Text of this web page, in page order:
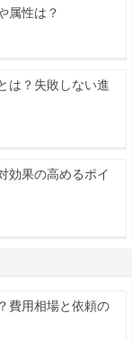
属性は？
は？失敗しない進
効果の高めるポイ
費用相場と依頼の